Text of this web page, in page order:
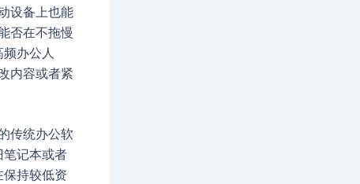
设备上也能
否在不拖慢
办公人
内容或者紧
传统办公软
笔记本或者
持较低资